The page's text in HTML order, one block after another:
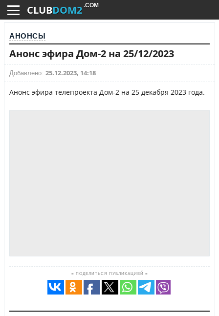
CLUBDOM2 .COM
АНОНСЫ
Анонс эфира Дом-2 на 25/12/2023
Добавлено: 25.12.2023, 14:18
Анонс эфира телепроекта Дом-2 на 25 декабря 2023 года.
≡ ПОДЕЛИТЬСЯ ПУБЛИКАЦИЕЙ ≡